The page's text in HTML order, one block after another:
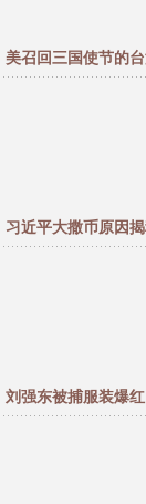
美召回三国使节的
习近平大撒币原因
刘强东被捕服装爆